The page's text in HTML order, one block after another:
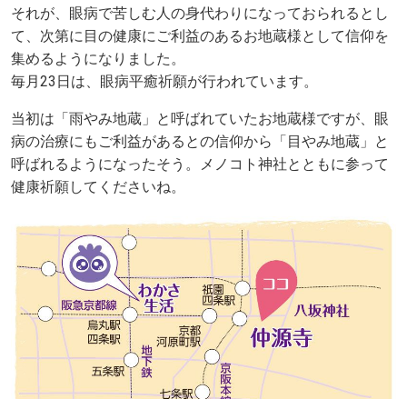
それが、眼病で苦しむ人の身代わりになっておられるとし
て、次第に目の健康にご利益のあるお地蔵様として信仰を
集めるようになりました。
毎月23日は、眼病平癒祈願が行われています。
当初は「雨やみ地蔵」と呼ばれていたお地蔵様ですが、眼
病の治療にもご利益があるとの信仰から「目やみ地蔵」と
呼ばれるようになったそう。メノコト神社とともに参って
健康祈願してくださいね。